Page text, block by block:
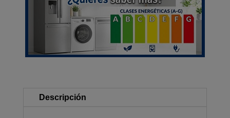
Descripción